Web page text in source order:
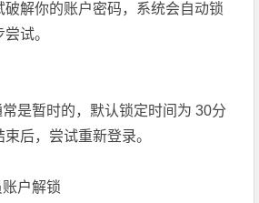
解你的账户密码，系统会自动锁
试。
是暂时的，默认锁定时间为 30分
后，尝试重新登录。
户解锁